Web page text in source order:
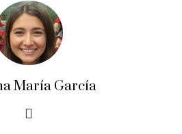
María García